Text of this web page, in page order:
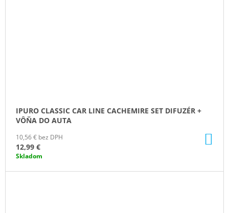
IPURO CLASSIC CAR LINE CACHEMIRE SET DIFUZÉR +
VÔŇA DO AUTA
10,56 € bez DPH
12,99 €
Skladom